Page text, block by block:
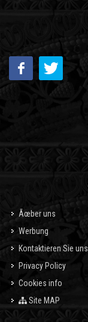
Ãœber uns
Werbung
Kontaktieren Sie uns
Privacy Policy
Cookies info
Site MAP